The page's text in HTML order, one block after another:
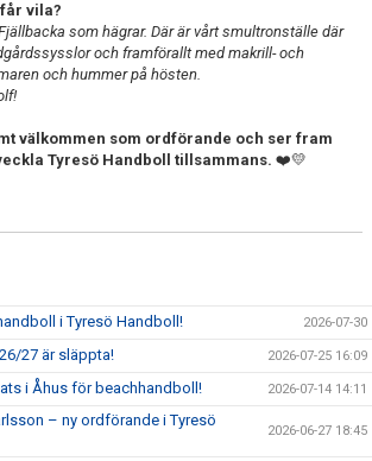
vila?
som hägrar. Där är vårt smultronställe där
och framförallt med makrill- och
och hummer på hösten.
välkommen som ordförande och ser fram
Tyresö Handboll tillsammans. ❤️💛
i Tyresö Handboll! 2026-07-30
27 är släppta! 2026-07-25 16:09
i Åhus för beachhandboll! 2026-07-14 14:11
– ny ordförande i Tyresö
2026-06-27 18:45